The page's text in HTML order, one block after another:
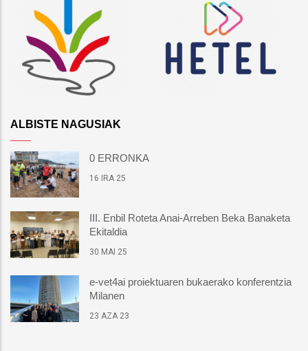
ALBISTE NAGUSIAK
0 ERRONKA
16 IRA 25
III. Enbil Roteta Anai-Arreben Beka Banaketa
Ekitaldia
30 MAI 25
e-vet4ai proiektuaren bukaerako konferentzia
Milanen
23 AZA 23